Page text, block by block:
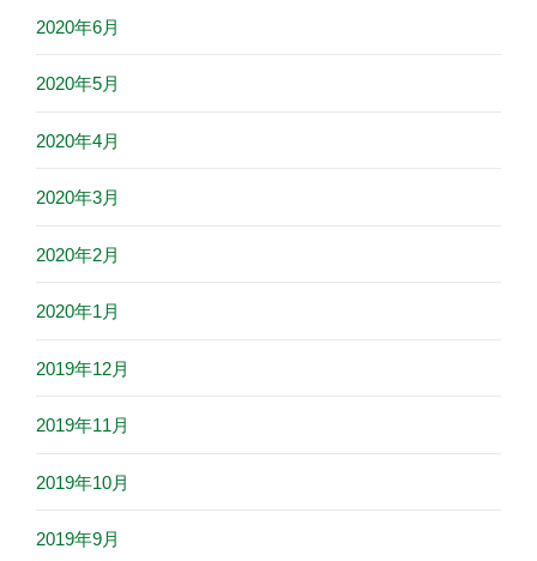
2020年6月
2020年5月
2020年4月
2020年3月
2020年2月
2020年1月
2019年12月
2019年11月
2019年10月
2019年9月